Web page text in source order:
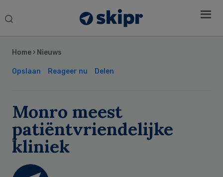
Search
Home › Nieuws
Opslaan Reageer nu Delen
Monro meest
patiëntvriendelijke
kliniek
Sidebar